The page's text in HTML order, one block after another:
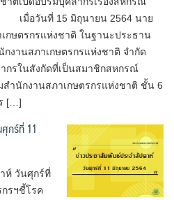
เมื่อวันที่ 15 มิถุนายน 2564 นาย
กษตรกรแห่งชาติ ในฐานะประธาน
งานสภาเกษตรกรแห่งชาติ จำกัด
กรในสังกัดที่เป็นสมาชิกสหกรณ์
ำนักงานสภาเกษตรกรแห่งชาติ ชั้น 6
[…]
กร์ที่ 11
ห์ วันศุกร์ที่
รฯชี้โรค